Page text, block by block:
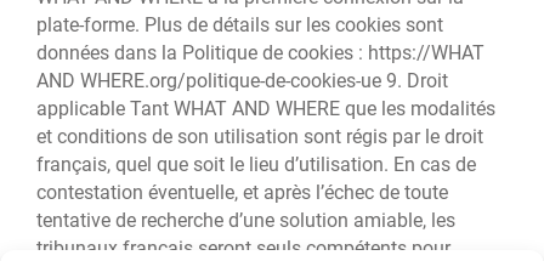
plate-forme. Plus de détails sur les cookies sont
données dans la Politique de cookies : https://WHAT
AND WHERE.org/politique-de-cookies-ue 9. Droit
applicable Tant WHAT AND WHERE que les modalités
et conditions de son utilisation sont régis par le droit
français, quel que soit le lieu d’utilisation. En cas de
contestation éventuelle, et après l’échec de toute
tentative de recherche d’une solution amiable, les
tribunaux français seront seuls compétents pour